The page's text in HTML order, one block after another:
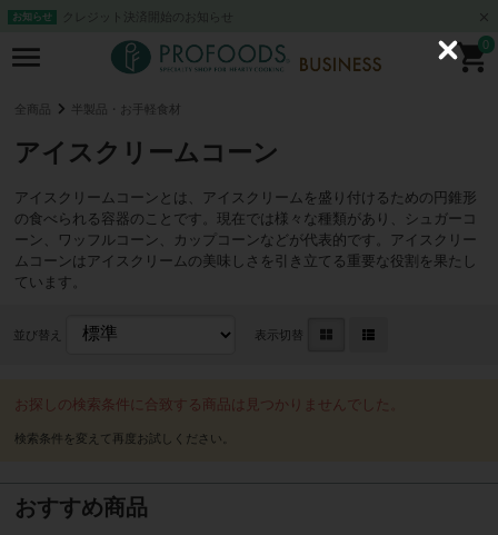
お知らせ クレジット決済開始のお知らせ
0
全商品 半製品・お手軽食材
アイスクリームコーン
アイスクリームコーンとは、アイスクリームを盛り付けるための円錐形
の食べられる容器のことです。現在では様々な種類があり、シュガーコ
ーン、ワッフルコーン、カップコーンなどが代表的です。アイスクリー
ムコーンはアイスクリームの美味しさを引き立てる重要な役割を果たし
ています。
並び替え 表示切替
お探しの検索条件に合致する商品は見つかりませんでした。
おすすめ商品
C